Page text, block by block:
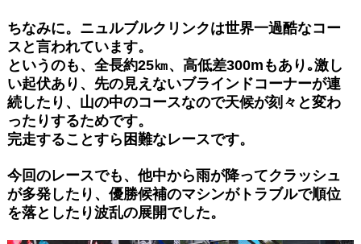
ちなみに。ニュルブルクリンクは世界一過酷なコー
スと言われています。
というのも、全長約25㎞、高低差300mもあり｡激し
い起伏あり、先の見えないブラインドコーナーが連
続したり、山の中のコースなので天候が刻々と変わ
ったりするためです。
完走することすら困難なレースです。
今回のレースでも、他中から雨が降ってクラッシュ
が多発したり、優勝候補のマシンがトラブルで順位
を落としたり波乱の展開でした。